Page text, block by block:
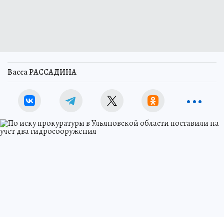
Васса РАССАДИНА